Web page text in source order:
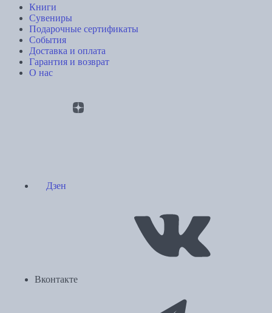
Книги
Сувениры
Подарочные сертификаты
События
Доставка и оплата
Гарантия и возврат
О нас
Дзен
Вконтакте